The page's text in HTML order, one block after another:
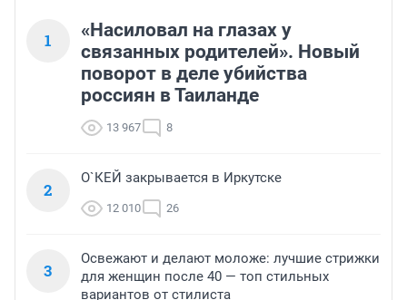
1
«Насиловал на глазах у
связанных родителей». Новый
поворот в деле убийства
россиян в Таиланде
13 967 8
2
О`КЕЙ закрывается в Иркутске
12 010 26
3
Освежают и делают моложе: лучшие стрижки
для женщин после 40 — топ стильных
вариантов от стилиста